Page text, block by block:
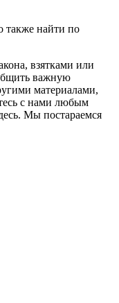
также найти по
взятками или
важную
материалами,
с нами любым
Мы постараемся